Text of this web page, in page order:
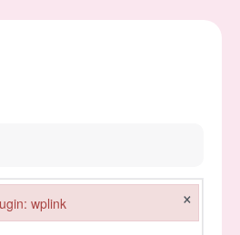
wplink ×
wplink